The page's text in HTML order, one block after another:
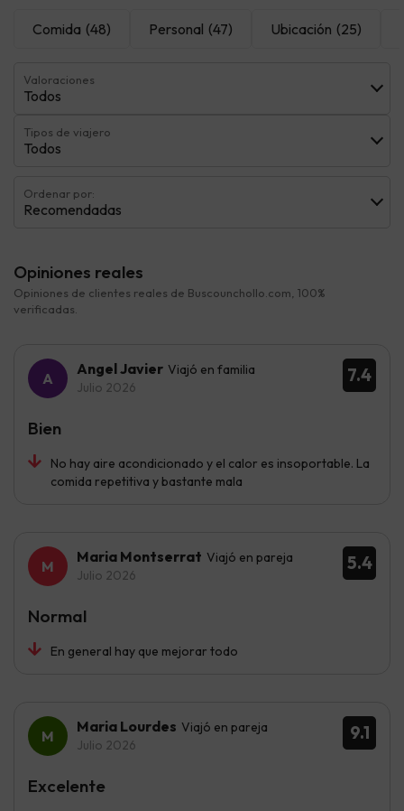
Comida (48) Personal (47) Ubicación (25)
Valoraciones
Todos
Tipos de viajero
Todos
Ordenar por:
Recomendadas
Opiniones reales
Opiniones de clientes reales de Buscounchollo.com, 100%
verificadas.
7.4
Angel Javier Viajó en familia
Julio 2026
No hay aire acondicionado y el calor es insoportable. La
comida repetitiva y bastante mala
Bien
5.4
Maria Montserrat Viajó en pareja
Julio 2026
En general hay que mejorar todo
Normal
9.1
Maria Lourdes Viajó en pareja
Julio 2026
Excelente